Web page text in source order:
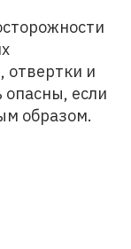
отвертки и
опасны, если
образом.